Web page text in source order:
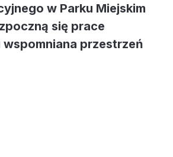
w Parku Miejskim
się prace
wspomniana przestrzeń